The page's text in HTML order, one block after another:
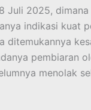
2025,
indikasi kuat
ditemukannya
pembiaran
menolak